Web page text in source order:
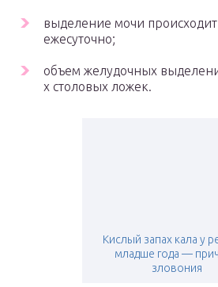
выделение мочи
ежесуточно;
объем желудочных
х столовых ложек.
Кислый запах кала у
младше года —
зловония